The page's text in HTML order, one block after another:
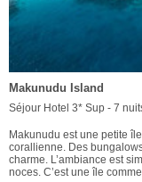
Makunudu Island
Séjour Hotel 3* Sup - 7
Makunudu est une petite
corallienne. Des
charme. L’ambiance est
noces. C’est une île